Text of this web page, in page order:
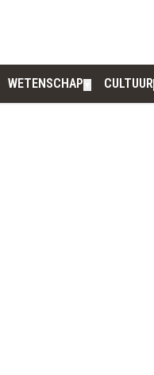
WETENSCHAP CULTUUR